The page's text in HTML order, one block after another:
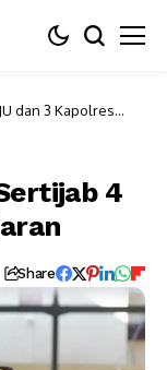
dan 3 Kapolres
4
Share